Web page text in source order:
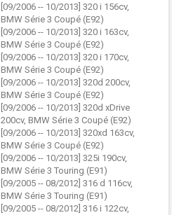
[09/2006 -- 10/2013] 320 i 156cv,
BMW Série 3 Coupé (E92)
[09/2006 -- 10/2013] 320 i 163cv,
BMW Série 3 Coupé (E92)
[09/2006 -- 10/2013] 320 i 170cv,
BMW Série 3 Coupé (E92)
[09/2006 -- 10/2013] 320d 200cv,
BMW Série 3 Coupé (E92)
[09/2006 -- 10/2013] 320d xDrive
200cv, BMW Série 3 Coupé (E92)
[09/2006 -- 10/2013] 320xd 163cv,
BMW Série 3 Coupé (E92)
[09/2006 -- 10/2013] 325i 190cv,
BMW Série 3 Touring (E91)
[09/2005 -- 08/2012] 316 d 116cv,
BMW Série 3 Touring (E91)
[09/2005 -- 08/2012] 316 i 122cv,